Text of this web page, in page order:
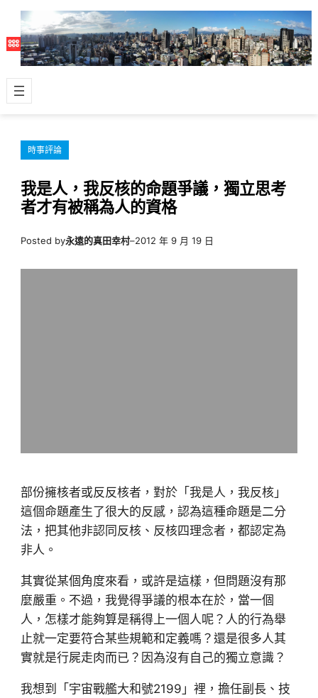
主
容
時事評論
我是人，我反核的命題爭議，獨立思考
者才有被稱為人的資格
Posted by永遠的真田幸村–2012 年 9 月 19 日
部份擁核者或反反核者，對於「我是人，我反核」
這個命題產生了很大的反感，認為這種命題是二分
法，把其他非認同反核、反核四理念者，都認定為
非人。
其實從某個角度來看，或許是這樣，但問題沒有那
麼嚴重。不過，我覺得爭議的根本在於，當一個
人，怎樣才能夠算是稱得上一個人呢？人的行為舉
止就一定要符合某些規範和定義嗎？還是很多人其
實就是行屍走肉而已？因為沒有自己的獨立意識？
我想到「宇宙戰艦大和號2199」裡，擔任副長、技